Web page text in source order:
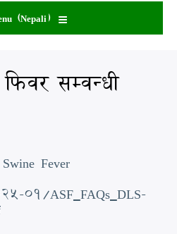
(Nepali)
सम्वन्धी
Fever
01/ASF_FAQs_DLS-